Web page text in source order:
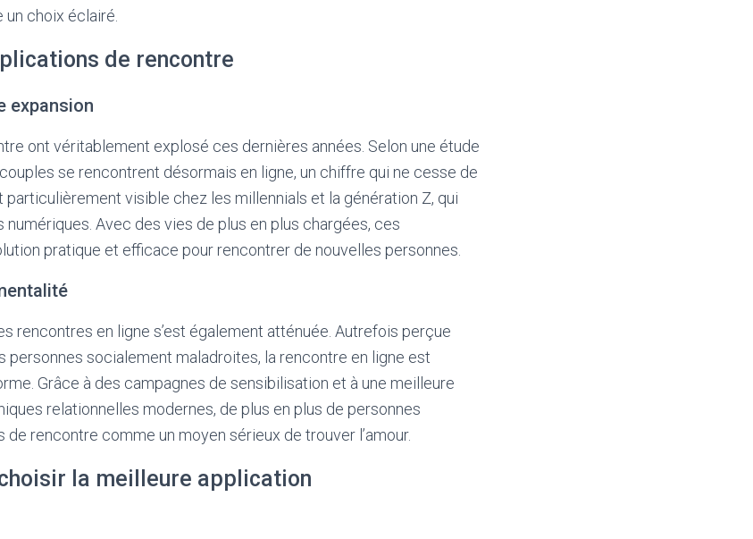
choix éclairé.
de rencontre
expansion
ont véritablement explosé ces dernières années. Selon une étude
se rencontrent désormais en ligne, un chiffre qui ne cesse de
visible chez les millennials et la génération Z, qui
Avec des vies de plus en plus chargées, ces
pratique et efficace pour rencontrer de nouvelles personnes.
rencontres en ligne s’est également atténuée. Autrefois perçue
personnes socialement maladroites, la rencontre en ligne est
Grâce à des campagnes de sensibilisation et à une meilleure
relationnelles modernes, de plus en plus de personnes
rencontre comme un moyen sérieux de trouver l’amour.
la meilleure application